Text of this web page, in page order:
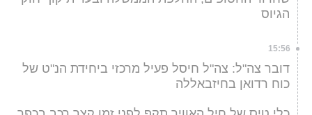
הגיוס
15:56
דובר צה"ל: צה"ל חיסל פעיל מרכזי ביחידת הנ"ט של
כוח רדואן בחיזבאללה